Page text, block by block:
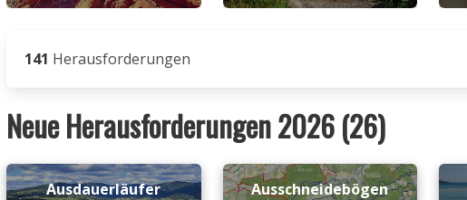
141 Herausforderungen
Neue Herausforderungen 2026 (26)
Ausdauerläufer
Ausschneidebögen